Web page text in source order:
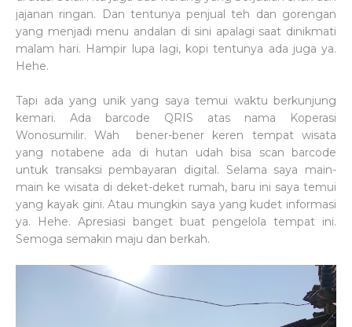
jajanan ringan. Dan tentunya penjual teh dan gorengan
yang menjadi menu andalan di sini apalagi saat dinikmati
malam hari. Hampir lupa lagi, kopi tentunya ada juga ya.
Hehe.
Tapi ada yang unik yang saya temui waktu berkunjung
kemari. Ada barcode QRIS atas nama Koperasi
Wonosumilir. Wah bener-bener keren tempat wisata
yang notabene ada di hutan udah bisa scan barcode
untuk transaksi pembayaran digital. Selama saya main-
main ke wisata di deket-deket rumah, baru ini saya temui
yang kayak gini. Atau mungkin saya yang kudet informasi
ya. Hehe. Apresiasi banget buat pengelola tempat ini.
Semoga semakin maju dan berkah.